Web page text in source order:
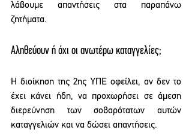
λάβουμε απαντήσεις στα παραπάνω
ζητήματα.
Αληθεύουν ή όχι οι ανωτέρω καταγγελίες;
Η διοίκηση της 2ης ΥΠΕ οφείλει, αν δεν το
έχει κάνει ήδη, να προχωρήσει σε άμεση
διερεύνηση των σοβαρότατων αυτών
καταγγελιών και να δώσει απαντήσεις.